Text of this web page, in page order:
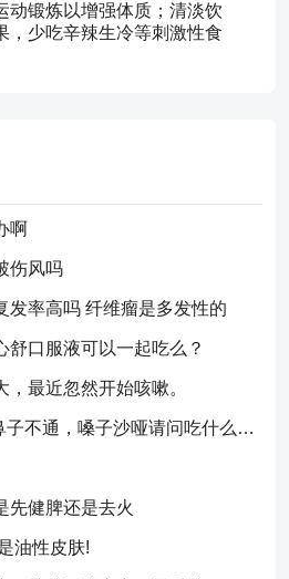
动锻炼以增强体质；清淡饮
，少吃辛辣生冷等刺激性食
啊
伤风吗
发率高吗 纤维瘤是多发性的
舒口服液可以一起吃么？
最近忽然开始咳嗽。
你好，鼻炎犯了，鼻子不通，嗓子沙哑请问吃什么药比较好？
先健脾还是去火
油性皮肤!